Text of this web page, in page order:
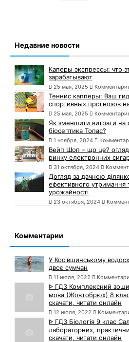
Недавние новости
Каперы экспрессы: что
зарабатывают
25 мая, 2025
Теннис капперы: Ваш
спортивных прогнозов
25 мая, 2025
Як зменшити витрати на
біосептика Топас?
1 ноября, 2024
Вейп Шоп – що це? огляд
ринку електронних
31 октября, 2024
Догляд за дачною
ефективного утримання
урожайності
23 октября, 2024
Комментарии
У Косівщинському
двоє сумчан
11 июля, 2022
ᐈ ГДЗ Комплексний
мова (Жовтобрюх) 8 клас
скачати, читати онлайн
12 июля, 2022
ᐈ ГДЗ Біологія 9 клас
лабораторних,
скачати, читати онлайн